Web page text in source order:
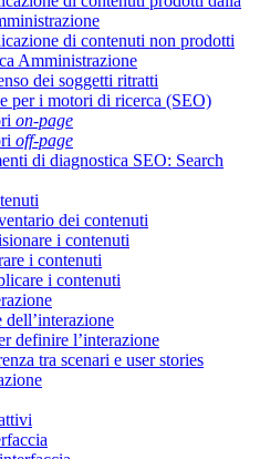
di contenuti non prodotti
Amministrazione
dei soggetti ritratti
per i motori di ricerca (SEO)
on-page
off-page
di diagnostica SEO: Search
dei contenuti
i contenuti
i contenuti
i contenuti
dell’interazione
definire l’interazione
tra scenari e user stories